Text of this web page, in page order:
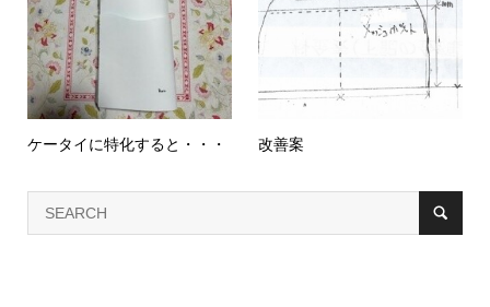
ケータイに特化すると・・・ 改善案